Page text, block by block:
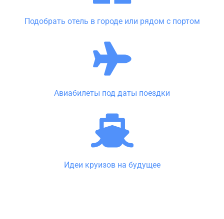
Подобрать отель в городе или рядом с портом
Авиабилеты под даты поездки
Идеи круизов на будущее